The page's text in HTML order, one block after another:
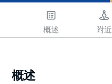
概述 附近
概述